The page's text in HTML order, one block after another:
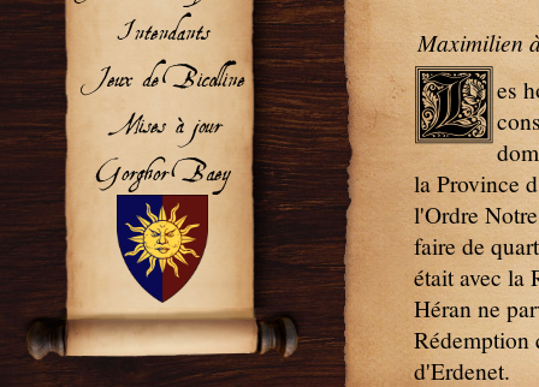
Maximilien
Les
la Province
l'Ordre
faire de
était avec la
Héran ne
Rédemption
d'Erdenet.